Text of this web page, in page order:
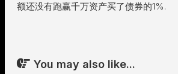
额还没有跑赢千万资产买了债券的1%.
You may also like...